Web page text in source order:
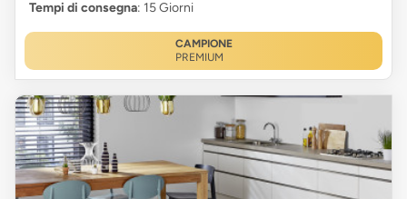
Tempi di consegna: 15 Giorni
CAMPIONE
PREMIUM